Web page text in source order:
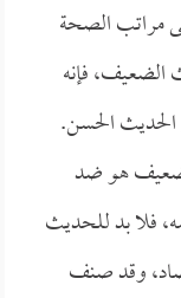
مراتب الصحة
الضعيف، فإنه
الحديث الحسن.
هو ضد
فلا بد للحديث
وقد صنف